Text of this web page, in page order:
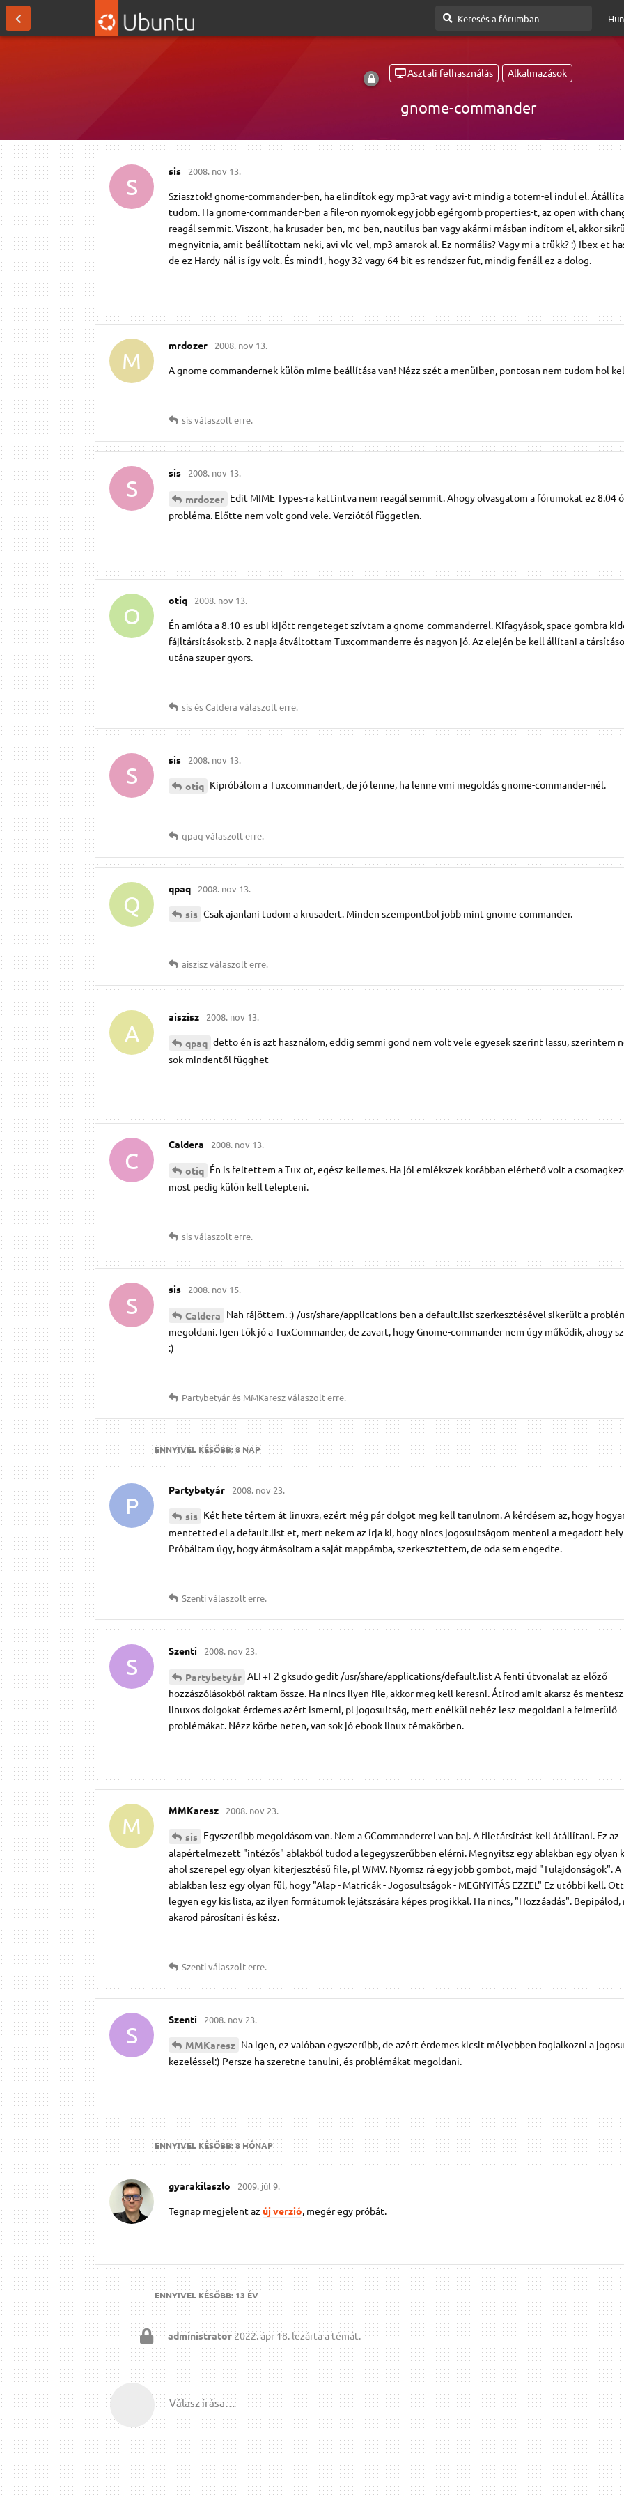
Asztali felhasználás Alkalmazások
gnome-commander
S
sis 2008. nov 13.
Sziasztok! gnome-commander-ben, ha elindítok egy mp3-at vagy avi-t mindig a totem-el indul el.
tudom. Ha gnome-commander-ben a file-on nyomok egy jobb egérgomb properties-t, az open with
reagál semmit. Viszont, ha krusader-ben, mc-ben, nautilus-ban vagy akármi másban indítom el, akkor
megnyitnia, amit beállítottam neki, avi vlc-vel, mp3 amarok-al. Ez normális? Vagy mi a trükk? :) Ibex-et
de ez Hardy-nál is így volt. És mind1, hogy 32 vagy 64 bit-es rendszer fut, mindig fenáll ez a dolog.
M
mrdozer 2008. nov 13.
A gnome commandernek külön mime beállítása van! Nézz szét a menüiben, pontosan nem tudom hol
sisválaszolt erre.
S
sis 2008. nov 13.
mrdozer Edit MIME Types-ra kattintva nem reagál semmit. Ahogy olvasgatom a fórumokat ez 8.04
probléma. Előtte nem volt gond vele. Verziótól független.
O
otiq 2008. nov 13.
Én amióta a 8.10-es ubi kijött rengeteget szívtam a gnome-commanderrel. Kifagyások, space gombra
fájltársítások stb. 2 napja átváltottam Tuxcommanderre és nagyon jó. Az elején be kell állítani a
utána szuper gyors.
sisésCaldera válaszolt erre.
S
sis 2008. nov 13.
otiq Kipróbálom a Tuxcommandert, de jó lenne, ha lenne vmi megoldás gnome-commander-nél.
qpaq válaszolt erre.
Q
qpaq 2008. nov 13.
sis Csak ajanlani tudom a krusadert. Minden szempontbol jobb mint gnome commander.
aisziszválaszolt erre.
A
aiszisz 2008. nov 13.
qpaq detto én is azt használom, eddig semmi gond nem volt vele egyesek szerint lassu, szerintem
sok mindentől függhet
C
Caldera 2008. nov 13.
otiq Én is feltettem a Tux-ot, egész kellemes. Ha jól emlékszek korábban elérhető volt a
most pedig külön kell telepteni.
sisválaszolt erre.
S
sis 2008. nov 15.
Caldera Nah rájöttem. :) /usr/share/applications-ben a default.list szerkesztésével sikerült a
megoldani. Igen tök jó a TuxCommander, de zavart, hogy Gnome-commander nem úgy működik, ahogy
:)
Partybetyárés MMKareszválaszolt erre.
ENNYIVEL KÉSŐBB:8 NAP
P
Partybetyár 2008. nov 23.
sis Két hete tértem át linuxra, ezért még pár dolgot meg kell tanulnom. A kérdésem az, hogy
mentetted el a default.list-et, mert nekem az írja ki, hogy nincs jogosultságom menteni a megadott
Próbáltam úgy, hogy átmásoltam a saját mappámba, szerkesztettem, de oda sem engedte.
Szentiválaszolt erre.
S
Szenti 2008. nov 23.
Partybetyár ALT+F2 gksudo gedit /usr/share/applications/default.list A fenti útvonalat az előző
hozzászólásokból raktam össze. Ha nincs ilyen file, akkor meg kell keresni. Átírod amit akarsz és
linuxos dolgokat érdemes azért ismerni, pl jogosultság, mert enélkül nehéz lesz megoldani a felmerülő
problémákat. Nézz körbe neten, van sok jó ebook linux témakörben.
M
MMKaresz 2008. nov 23.
sis Egyszerűbb megoldásom van. Nem a GCommanderrel van baj. A filetársítást kell átállítani. Ez az
alapértelmezett "intézős" ablakból tudod a legegyszerűbben elérni. Megnyitsz egy ablakban egy olyan
ahol szerepel egy olyan kiterjesztésű file, pl WMV. Nyomsz rá egy jobb gombot, majd "Tulajdonságok".
ablakban lesz egy olyan fül, hogy "Alap - Matricák - Jogosultságok - MEGNYITÁS EZZEL" Ez utóbbi kell.
legyen egy kis lista, az ilyen formátumok lejátszására képes progikkal. Ha nincs, "Hozzáadás". Bepipálod,
akarod párosítani és kész.
Szentiválaszolt erre.
S
Szenti 2008. nov 23.
MMKaresz Na igen, ez valóban egyszerűbb, de azért érdemes kicsit mélyebben foglalkozni a
kezeléssel:) Persze ha szeretne tanulni, és problémákat megoldani.
ENNYIVEL KÉSŐBB:8 HÓNAP
gyarakilaszlo 2009. júl 9.
Tegnap megjelent az új verzió, megér egy próbát.
ENNYIVEL KÉSŐBB:13 ÉV
administrator 2022. ápr 18.lezárta a témát.
Válasz írása…